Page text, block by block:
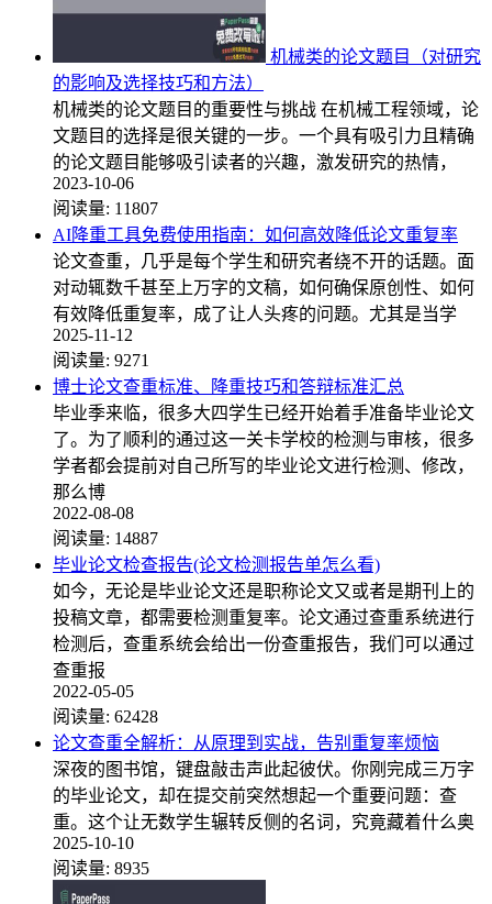
机械类的论文题目（对研究
的影响及选择技巧和方法）
机械类的论文题目的重要性与挑战 在机械工程领域，论
文题目的选择是很关键的一步。一个具有吸引力且精确
的论文题目能够吸引读者的兴趣，激发研究的热情，
2023-10-06
阅读量: 11807
AI降重工具免费使用指南：如何高效降低论文重复率
论文查重，几乎是每个学生和研究者绕不开的话题。面
对动辄数千甚至上万字的文稿，如何确保原创性、如何
有效降低重复率，成了让人头疼的问题。尤其是当学
2025-11-12
阅读量: 9271
博士论文查重标准、降重技巧和答辩标准汇总
毕业季来临，很多大四学生已经开始着手准备毕业论文
了。为了顺利的通过这一关卡学校的检测与审核，很多
学者都会提前对自己所写的毕业论文进行检测、修改，
那么博
2022-08-08
阅读量: 14887
毕业论文检查报告(论文检测报告单怎么看)
如今，无论是毕业论文还是职称论文又或者是期刊上的
投稿文章，都需要检测重复率。论文通过查重系统进行
检测后，查重系统会给出一份查重报告，我们可以通过
查重报
2022-05-05
阅读量: 62428
论文查重全解析：从原理到实战，告别重复率烦恼
深夜的图书馆，键盘敲击声此起彼伏。你刚完成三万字
的毕业论文，却在提交前突然想起一个重要问题：查
重。这个让无数学生辗转反侧的名词，究竟藏着什么奥
2025-10-10
阅读量: 8935